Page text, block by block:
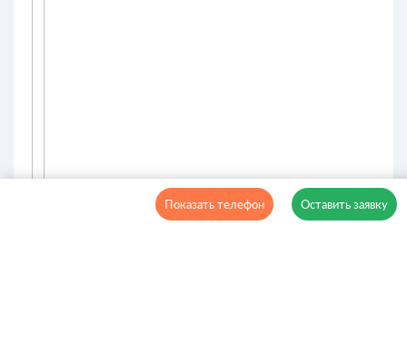
Показать телефон Оставить заявку